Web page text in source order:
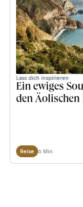
Lass dich inspirieren
Ein ewiges
den Äolischen
Reise 6 Min.